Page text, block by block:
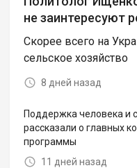
не заинтересуют
Скорее всего на
сельское хозяйство
8 дней назад
Поддержка человека и
рассказали о главных
программы
11 дней назад